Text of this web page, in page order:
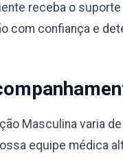
receba o
com confiança e
Masculina varia
equipe médica